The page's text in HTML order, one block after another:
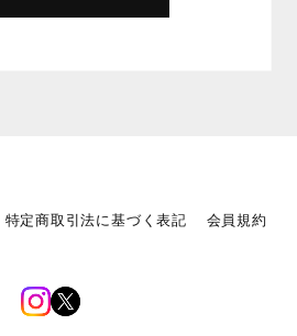
特定商取引法に基づく表記 会員規約